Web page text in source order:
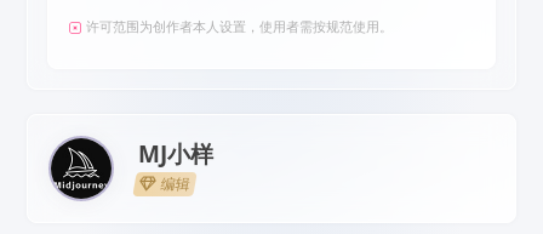
许可范围为创作者本人设置，使用者需按规范使用。
MJ小样
编辑